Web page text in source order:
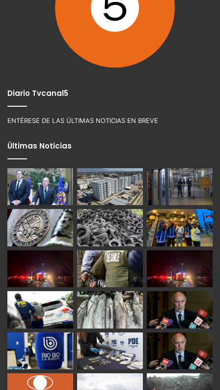
Diario Tvcanal5
ENTÉRESE DE LAS ÚLTIMAS NOTICIAS EN BREVE
Últimas Noticias